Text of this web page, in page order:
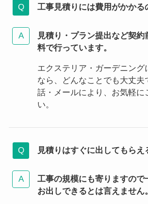
工事見積りには費用がかかる
見積り・プラン提出など契約
料で行っています。
エクステリア・ガーデニング
なら、どんなことでも大丈夫
話・メールにより、お気軽に
い。
見積りはすぐに出してもらえ
工事の規模にも寄りますので
お出しできるとは言えません。